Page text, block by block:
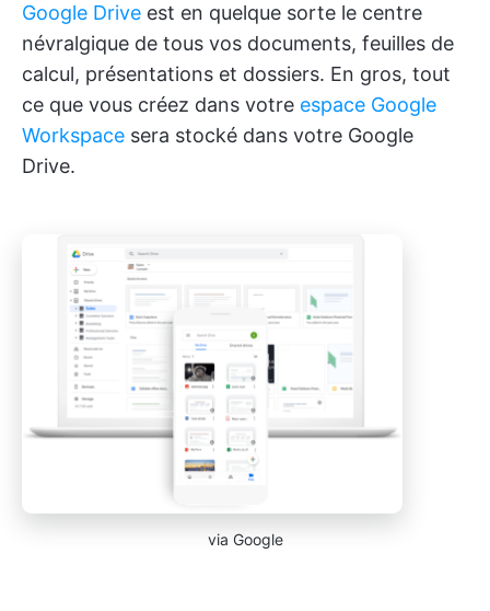
Google Drive est en quelque sorte le centre
névralgique de tous vos documents, feuilles de
calcul, présentations et dossiers. En gros, tout
ce que vous créez dans votre espace Google
Workspace sera stocké dans votre Google
Drive.
via Google